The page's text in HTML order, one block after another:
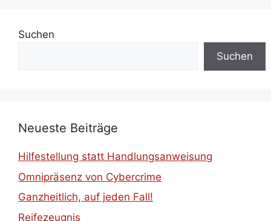
Suchen
Suchen
Neueste Beiträge
Hilfestellung statt Handlungsanweisung
Omnipräsenz von Cybercrime
Ganzheitlich, auf jeden Fall!
Reifezeugnis